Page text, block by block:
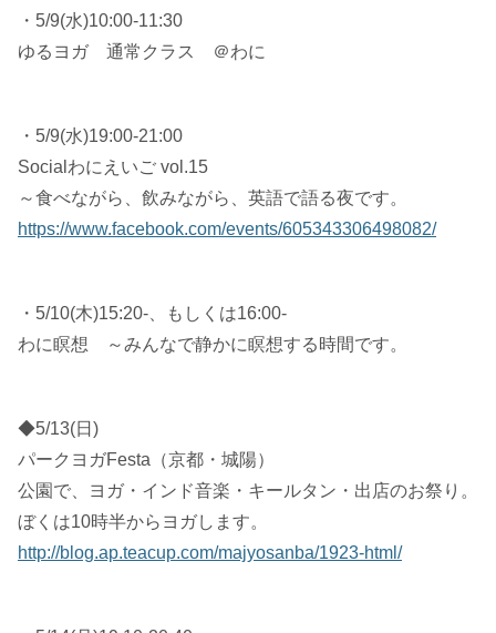
・5/9(水)10:00-11:30
ゆるヨガ 通常クラス ＠わに
・5/9(水)19:00-21:00
Socialわにえいご vol.15
～食べながら、飲みながら、英語で語る夜です。
https://www.facebook.com/events/605343306498082/
・5/10(木)15:20-、もしくは16:00-
わに瞑想 ～みんなで静かに瞑想する時間です。
◆5/13(日)
パークヨガFesta（京都・城陽）
公園で、ヨガ・インド音楽・キールタン・出店のお祭り。
ぼくは10時半からヨガします。
http://blog.ap.teacup.com/majyosanba/1923-html/